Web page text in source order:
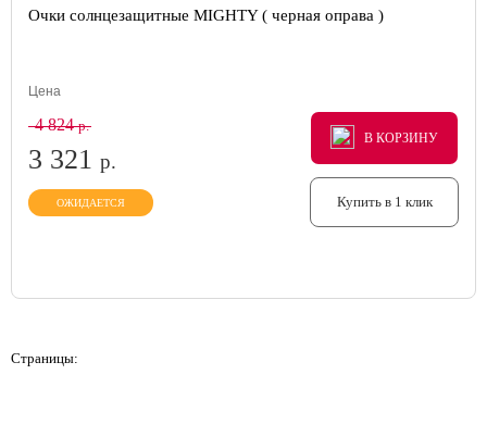
Очки солнцезащитные MIGHTY ( черная оправа )
Цена
4 824р.
3 321 р.
ОЖИДАЕТСЯ
В КОРЗИНУ
В КОРЗИНУ
В КОРЗИНУ
Купить в 1 клик
Страницы: